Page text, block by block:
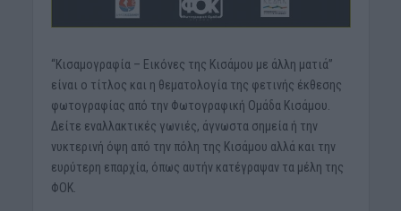
“Κισαμογραφία – Εικόνες της Κισάμου με άλλη ματιά”
είναι ο τίτλος και η θεματολογία της φετινής έκθεσης
φωτογραφίας από την Φωτογραφική Ομάδα Κισάμου.
Δείτε εναλλακτικές γωνιές, άγνωστα σημεία ή την
νυκτερινή όψη από την πόλη της Κισάμου αλλά και την
ευρύτερη επαρχία, όπως αυτήν κατέγραψαν τα μέλη της
ΦΟΚ.